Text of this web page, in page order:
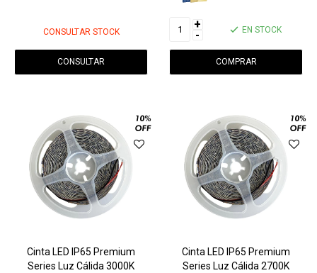
CONSULTAR STOCK
CONSULTAR
+
- EN STOCK
Cinta LED IP65 Premium
Series Luz Cálida 3000K
Cinta LED IP65 Premium
Series Luz Cálida 2700K